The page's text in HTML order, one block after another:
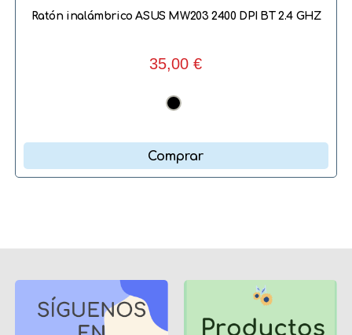
Ratón inalámbrico ASUS MW203 2400 DPI BT 2.4 GHZ
35,00 €
Comprar